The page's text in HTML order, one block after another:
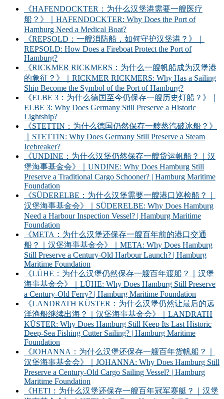
《HAFENDOCKTER：为什么汉堡港需要一艘医疗
船？》｜HAFENDOCKTER: Why Does the Port of
Hamburg Need a Medical Boat?
《REPSOLD：一艘消防船，如何守护汉堡港？》｜
REPSOLD: How Does a Fireboat Protect the Port of
Hamburg?
《RICKMER RICKMERS：为什么一艘帆船成为汉堡港
的象征？》｜RICKMER RICKMERS: Why Has a Sailing
Ship Become the Symbol of the Port of Hamburg?
《ELBE 3：为什么德国至今仍保存一艘历史灯船？》｜
ELBE 3: Why Does Germany Still Preserve a Historic
Lightship?
《STETTIN：为什么德国仍然保存一艘蒸汽破冰船？》
｜STETTIN: Why Does Germany Still Preserve a Steam
Icebreaker?
《UNDINE：为什么汉堡仍然保存一艘货运帆船？｜汉
堡海事基金会》｜UNDINE: Why Does Hamburg Still
Preserve a Traditional Cargo Schooner? | Hamburg Maritime
Foundation
《SÜDERELBE：为什么汉堡需要一艘港口巡检船？｜
汉堡海事基金会》｜SÜDERELBE: Why Does Hamburg
Need a Harbour Inspection Vessel? | Hamburg Maritime
Foundation
《META：为什么汉堡还保存一艘百年前的港口交通
船？｜汉堡海事基金会》｜META: Why Does Hamburg
Still Preserve a Century-Old Harbour Launch? | Hamburg
Maritime Foundation
《LÜHE：为什么汉堡仍然保存一艘百年渡船？｜汉堡
海事基金会》｜LÜHE: Why Does Hamburg Still Preserve
a Century-Old Ferry? | Hamburg Maritime Foundation
《LANDRATH KÜSTER：为什么汉堡仍然让最后的远
洋渔船继续出海？｜汉堡海事基金会》｜LANDRATH
KÜSTER: Why Does Hamburg Still Keep Its Last Historic
Deep-Sea Fishing Cutter Sailing? | Hamburg Maritime
Foundation
《JOHANNA：为什么汉堡还保存一艘百年货帆船？｜
汉堡海事基金会》｜JOHANNA: Why Does Hamburg Still
Preserve a Century-Old Cargo Sailing Vessel? | Hamburg
Maritime Foundation
《HETI：为什么汉堡还保存一艘百年冠军赛艇？｜汉堡